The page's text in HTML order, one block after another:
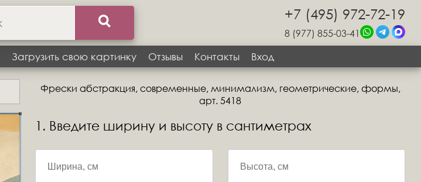
+7 (495) 972-72-19
8 (977) 855-03-41
Загрузить свою картинку Отзывы Контакты Вход
Фрески абстракция, современные, минимализм, геометрические, формы,
арт. 5418
1. Введите ширину и высоту в сантиметрах